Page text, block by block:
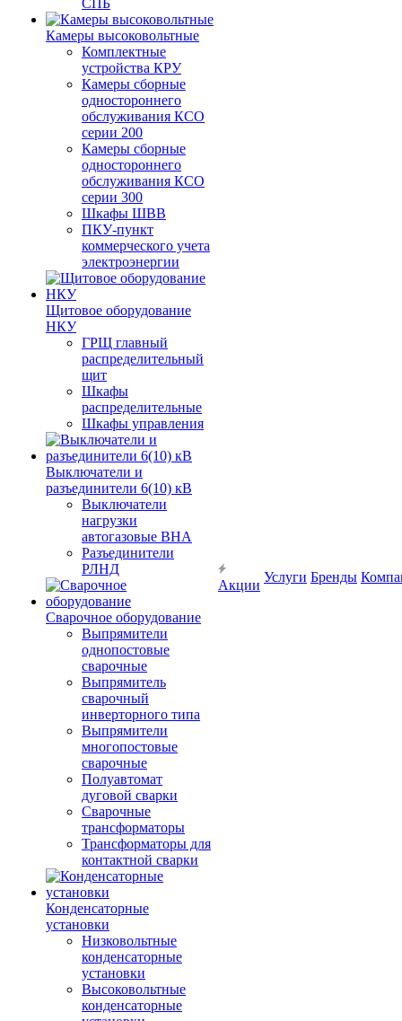
СПБ
Камеры высоковольтные
Комплектные
устройства КРУ
Камеры сборные
одностороннего
обслуживания КСО
серии 200
Камеры сборные
одностороннего
обслуживания КСО
серии 300
Шкафы ШВВ
ПКУ-пункт
коммерческого учета
электроэнергии
Щитовое оборудование
НКУ
ГРЩ главный
распределительный
щит
Шкафы
распределительные
Шкафы управления
Выключатели и
разъединители 6(10) кВ
Выключатели
нагрузки
автогазовые ВНА
Разъединители
РЛНД
Сварочное оборудование
Выпрямители
однопостовые
сварочные
Выпрямитель
сварочный
инверторного типа
Выпрямители
многопостовые
сварочные
Полуавтомат
дуговой сварки
Сварочные
трансформаторы
Трансформаторы для
контактной сварки
Конденсаторные
установки
Низковольтные
конденсаторные
установки
Высоковольтные
конденсаторные
Акции
Услуги Бренды